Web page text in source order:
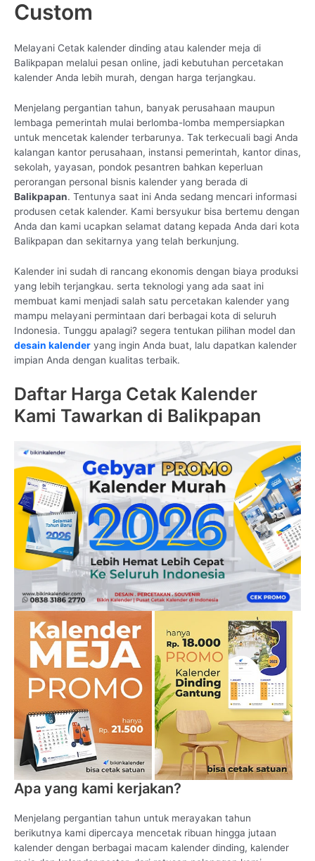
Custom
Melayani Cetak kalender dinding atau kalender meja di
Balikpapan melalui pesan online, jadi kebutuhan percetakan
kalender Anda lebih murah, dengan harga terjangkau.
Menjelang pergantian tahun, banyak perusahaan maupun
lembaga pemerintah mulai berlomba-lomba mempersiapkan
untuk mencetak kalender terbarunya. Tak terkecuali bagi Anda
kalangan kantor perusahaan, instansi pemerintah, kantor dinas,
sekolah, yayasan, pondok pesantren bahkan keperluan
perorangan personal bisnis kalender yang berada di
Balikpapan. Tentunya saat ini Anda sedang mencari informasi
produsen cetak kalender. Kami bersyukur bisa bertemu dengan
Anda dan kami ucapkan selamat datang kepada Anda dari kota
Balikpapan dan sekitarnya yang telah berkunjung.
Kalender ini sudah di rancang ekonomis dengan biaya produksi
yang lebih terjangkau. serta teknologi yang ada saat ini
membuat kami menjadi salah satu percetakan kalender yang
mampu melayani permintaan dari berbagai kota di seluruh
Indonesia. Tunggu apalagi? segera tentukan pilihan model dan
desain kalender yang ingin Anda buat, lalu dapatkan kalender
impian Anda dengan kualitas terbaik.
Daftar Harga Cetak Kalender
Kami Tawarkan di Balikpapan
Apa yang kami kerjakan?
Menjelang pergantian tahun untuk merayakan tahun
berikutnya kami dipercaya mencetak ribuan hingga jutaan
kalender dengan berbagai macam kalender dinding, kalender